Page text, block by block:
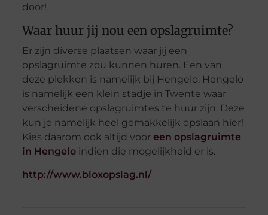
door!
Waar huur jij nou een opslagruimte?
Er zijn diverse plaatsen waar jij een
opslagruimte zou kunnen huren. Een van
deze plekken is namelijk bij Hengelo. Hengelo
is namelijk een klein stadje in Twente waar
verscheidene opslagruimtes te huur zijn. Deze
kun je namelijk heel gemakkelijk opslaan hier!
Kies daarom ook altijd voor een opslagruimte
in Hengeloindien die mogelijkheid er is.
http://www.bloxopslag.nl/